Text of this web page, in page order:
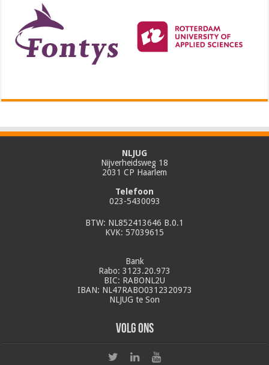
NLJUG
Nijverheidsweg 18
2031 CP Haarlem
Telefoon
023-5430093
BTW: NL852413646 B.0.1
KVK: 57039615
Bank
Rabo: 3123.20.973
BIC: RABONL2U
IBAN: NL47RABO0312320973
NLJUG te Son
Volg ons